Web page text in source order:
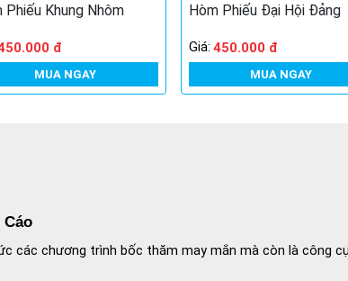
Phiếu Khung Nhôm
đ
MUA NGAY
Hòm Phiếu Đại Hội Đảng
Giá: 450.000 đ
MUA NGAY
chương trình bốc thăm may mắn mà còn là công